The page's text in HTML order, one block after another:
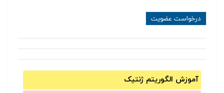
آموزش الگوریتم ژنتیک